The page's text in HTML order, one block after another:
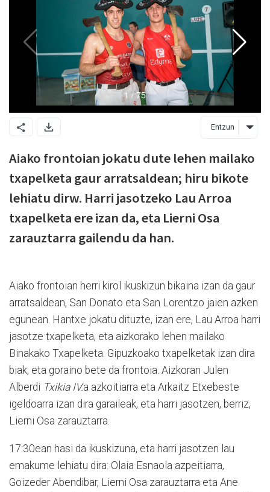
Entzun
Aiako frontoian jokatu dute lehen mailako
txapelketa gaur arratsaldean; hiru bikote
lehiatu dirw. Harri jasotzeko Lau Arroa
txapelketa ere izan da, eta Lierni Osa
zarauztarra gailendu da han.
Aiako frontoian herri kirol ikuskizun bikaina izan da gaur
arratsaldean, San Donato eta San Lorentzo jaien azken
egunean. Hantxe jokatu dituzte, izan ere, Lau Arroa harri
jasotze txapelketa, eta aizkorako lehen mailako
Binakako Txapelketa. Gipuzkoako txapelketak izan dira
biak, eta goraino bete da frontoia. Aizkoran Julen
Alberdi Txikia IV.a azkoitiarra eta Arkaitz Etxebeste
igeldoarra izan dira garaileak, eta harri jasotzen, berriz,
Lierni Osa zarauztarra.
17:30ean hasi da ikuskizuna, eta harri jasotzen lau
emakume lehiatu dira: Olaia Esnaola azpeitiarra,
Goizeder Abendibar, Lierni Osa zarauztarra eta Ane